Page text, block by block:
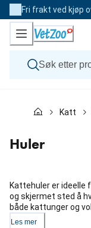
Skip
to
Content
Fri frakt ved kjøp
Katt
Andre dyr
Merker
Katt
Huler
Kattehuler er ideelle
og skjermet sted å
både kattunger og
Les mer